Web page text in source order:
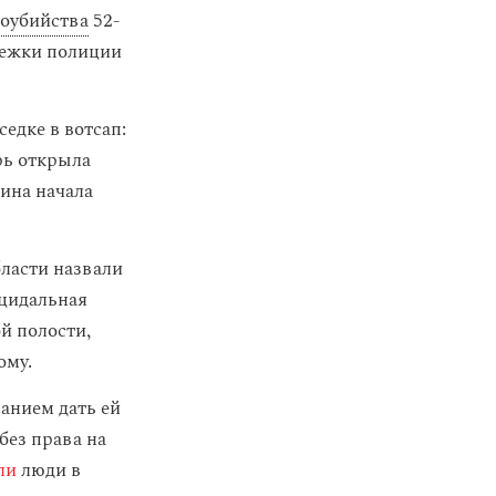
52-
полиции
в вотсап:
открыла
начала
назвали
полости,
дать ей
права на
люди в